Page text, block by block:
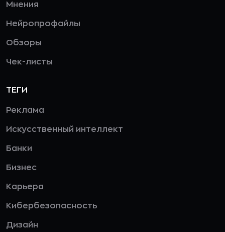
Мнения
Нейропрофайлы
Обзоры
Чек-листы
ТЕГИ
Реклама
Искусственный интеллект
Банки
Бизнес
Карьера
Кибербезопасность
Дизайн